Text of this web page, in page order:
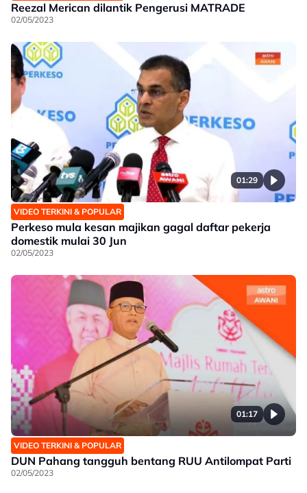
Reezal Merican dilantik Pengerusi MATRADE
02/05/2023
01:29
VIDEO TERKINI & POPULAR
Perkeso mula kesan majikan gagal daftar pekerja
domestik mulai 30 Jun
02/05/2023
01:17
VIDEO TERKINI & POPULAR
DUN Pahang tangguh bentang RUU Antilompat Parti
02/05/2023